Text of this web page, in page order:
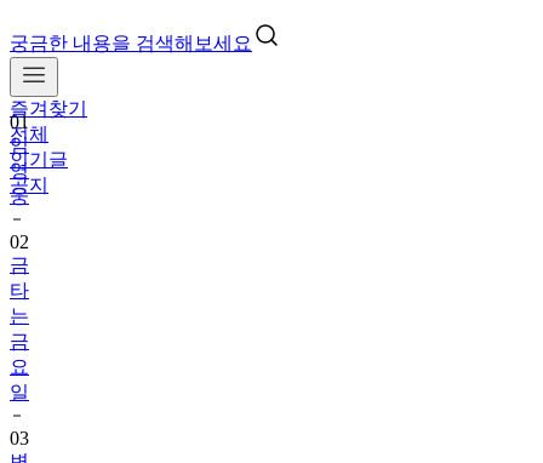
궁금한 내용을 검색해보세요
즐겨찾기
전체
인기글
공지
01
임
영
웅
02
금
타
는
금
요
일
03